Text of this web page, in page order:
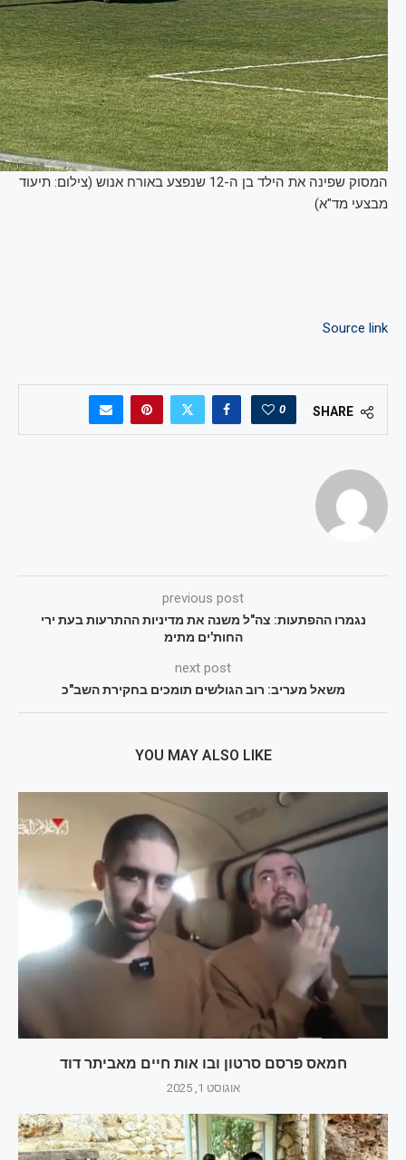
המסוק שפינה את הילד בן ה-12 שנפצע באורח אנוש (צילום: תיעוד
מבצעי מד"א)
Source link
SHARE
0
previous post
נגמרו ההפתעות: צה"ל משנה את מדיניות ההתרעות בעת ירי
החות'ים מתימ
next post
משאל מעריב: רוב הגולשים תומכים בחקירת השב"כ
YOU MAY ALSO LIKE
חמאס פרסם סרטון ובו אות חיים מאביתר דוד
אוגוסט 1, 2025